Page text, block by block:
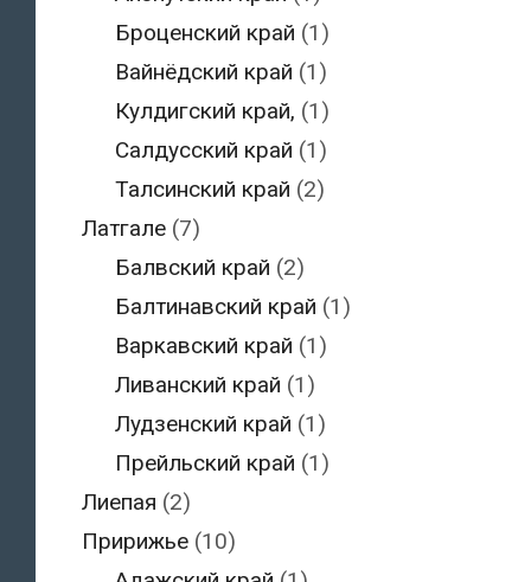
Броценский край (1)
Вайнёдский край (1)
Кулдигский край, (1)
Салдусский край (1)
Талсинский край (2)
Латгале(7)
Балвский край (2)
Балтинавский край (1)
Варкавский край (1)
Ливанский край (1)
Лудзенский край (1)
Прейльский край (1)
Лиепая (2)
Пририжье(10)